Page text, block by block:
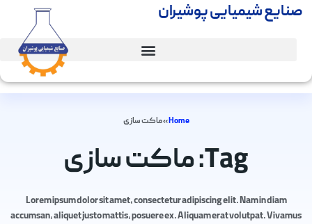
صنایع شیمیایی پوشیران
Home
»ماکت سازی
Tag: ماکت سازی
Lorem ipsum dolor sit amet, consectetur adipiscing elit. Nam in diam
accumsan, aliquet justo mattis, posuere ex. Aliquam erat volutpat. Vivamus